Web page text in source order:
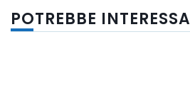
POTREBBE